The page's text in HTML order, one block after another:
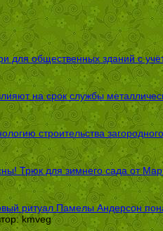
для общественных зданий с
на срок службы
строительства
Трюк для зимнего сада от
ритуал Памелы Андерсон
kmveg